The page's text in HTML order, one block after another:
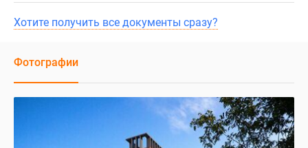
Хотите получить все документы сразу?
Фотографии